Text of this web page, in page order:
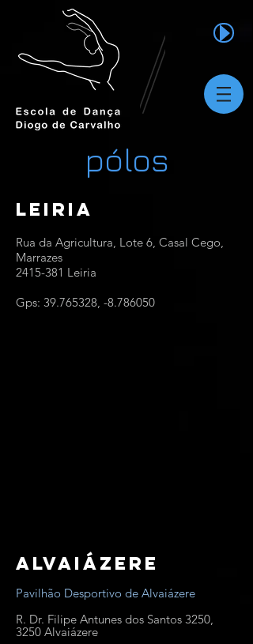
pólos
Leiria
Rua da Agricultura, Lote 6, Casal Cego,
Marrazes
2415-381 Leiria
Gps: 39.765328, -8.786050
Alvaiázere
Pavilhão Desportivo de Alvaiázere
R. Dr. Filipe Antunes dos Santos 3250,
3250 Alvaiázere